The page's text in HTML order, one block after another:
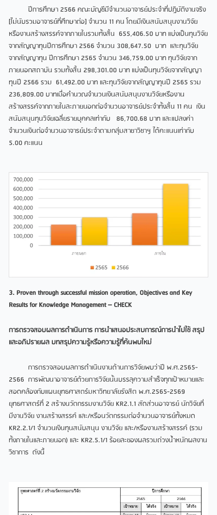
ปีการศึกษา 2566 คณะบัญชีมีจำนวนอาจารย์ประจำที่ปฏิบัติงานจริง
[ไม่นับรวมอาจารย์ที่ศึกษาต่อ] จำนวน 11 คน โดยมีเงินสนับสนุนงานวิจัย
หรืองานสร้างสรรค์จากภายในรวมทั้งสิ้น 655,406.50 บาท แบ่งเป็นทุนวิจัย
จากสัญญาทุนปีการศึกษา 2566 จำนวน 308,647.50 บาท และทุนวิจัย
จากสัญญาทุน ปีการศึกษา 2565 จำนวน 346,759.00 บาท ทุนวิจัยจาก
ภายนอกสถาบัน รวมทั้งสิ้น 298,301.00 บาท แบ่งเป็นทุนวิจัยจากสัญญา
ทุนปี 2566 รวม 61,492.00 บาท และทุนวิจัยจากสัญญาทุนปี 2565 รวม
236,809.00 บาทเมื่อคำนวณจำนวนเงินสนับสนุนงานวิจัยหรืองาน
สร้างสรรค์จากภายในละภายนอกต่อจำนวนอาจารย์ประจำทั้งสิ้น 11 คน เงิน
สนับสนุนทุนวิจัยเฉลี่ยรายบุคคลเท่ากับ 86,700.68 บาท และแปลงค่า
จำนวนเงินต่อจำนวนอาจารย์ประจำตามกลุ่มสาขาวิชาฯ ได้คะแนนเท่ากับ
5.00 คะแนน
3. Proven through successful mission operation, Objectives and Key
Results for Knowledge Management – CHECK
การตรวจสอบผลการดำเนินการ การนำเสนอประสบการณ์การนำไปใช้ สรุป
และอภิปรายผล บทสรุปความรู้หรือความรู้ที่ค้นพบใหม่
การตรวจสอบผลการดำเนินงานด้านการวิจัยพบว่าปี พ.ศ.2565-
2566 การพัฒนาอาจารย์ด้วยการวิจัยนั้นบรรลุความสำเร็จทุกเป้าหมายและ
สอดคล้องกับแผนยุทธศาสตร์มหาวิทยาลัยรังสิต พ.ศ.2565-2569
ยุทธศาสตร์ที่ 2 สร้างนวัตกรรมงานวิจัย KR2.1.1 สัดส่วนอาจารย์ นักวิจัยที่
มีงานวิจัย งานสร้างสรรค์ และ/หรือนวัตกรรมต่อจำนวนอาจารย์ทั้งหมด
KR2.2.1/1 จำนวนเงินทุนสนับสนุน งานวิจัย และ/หรืองานสร้างสรรค์ (รวม
ทั้งภายในและภายนอก) และ KR2.5.1/1 ร้อยละของผลรวมถ่วงน้ำหนักผลงาน
วิชาการ ดังนี้